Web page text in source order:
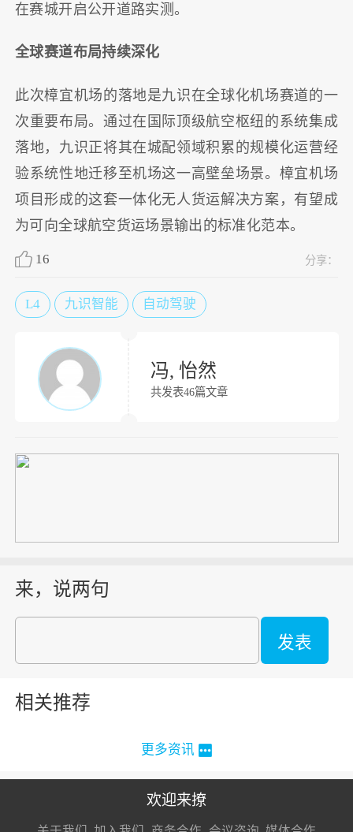
在赛城开启公开道路实测。
全球赛道布局持续深化
此次樟宜机场的落地是九识在全球化机场赛道的一
次重要布局。通过在国际顶级航空枢纽的系统集成
落地，九识正将其在城配领域积累的规模化运营经
验系统性地迁移至机场这一高壁垒场景。樟宜机场
项目形成的这套一体化无人货运解决方案，有望成
为可向全球航空货运场景输出的标准化范本。
16 分享：
L4 九识智能 自动驾驶
冯, 怡然
共发表46篇文章
来，说两句
发表
相关推荐
更多资讯
欢迎来撩